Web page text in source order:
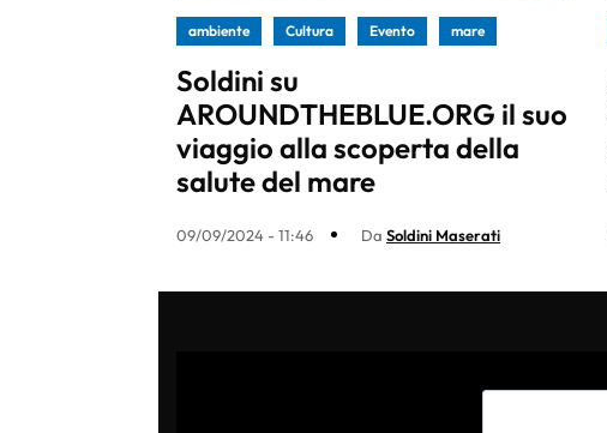
ambiente Cultura Evento mare
Soldini su
AROUNDTHEBLUE.ORG il suo
viaggio alla scoperta della
salute del mare
09/09/2024 - 11:46 Da Soldini Maserati